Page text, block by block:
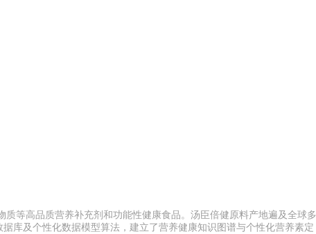
等高品质营养补充剂和功能性健康食品。汤臣倍健原料产地遍及全球多
库及个性化数据模型算法，建立了营养健康知识图谱与个性化营养素定